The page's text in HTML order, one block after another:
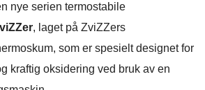
nye serien termostabile
, laget på ZviZZers
som er spesielt designet for
kraftig oksidering ved bruk av en